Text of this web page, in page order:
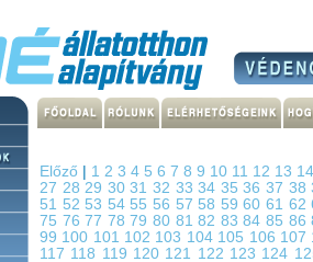
Előző 1 2 3 4 5 6 7 8 9 10 11 12 13
27 2829 303132 3334 353637 38
51 52 53 54 55 56 57 58 596061 62
75 7677 787980 8182 838485 86
99 100 101 102 103 104 105 106 107
117 118 119 120 121 122 123 124